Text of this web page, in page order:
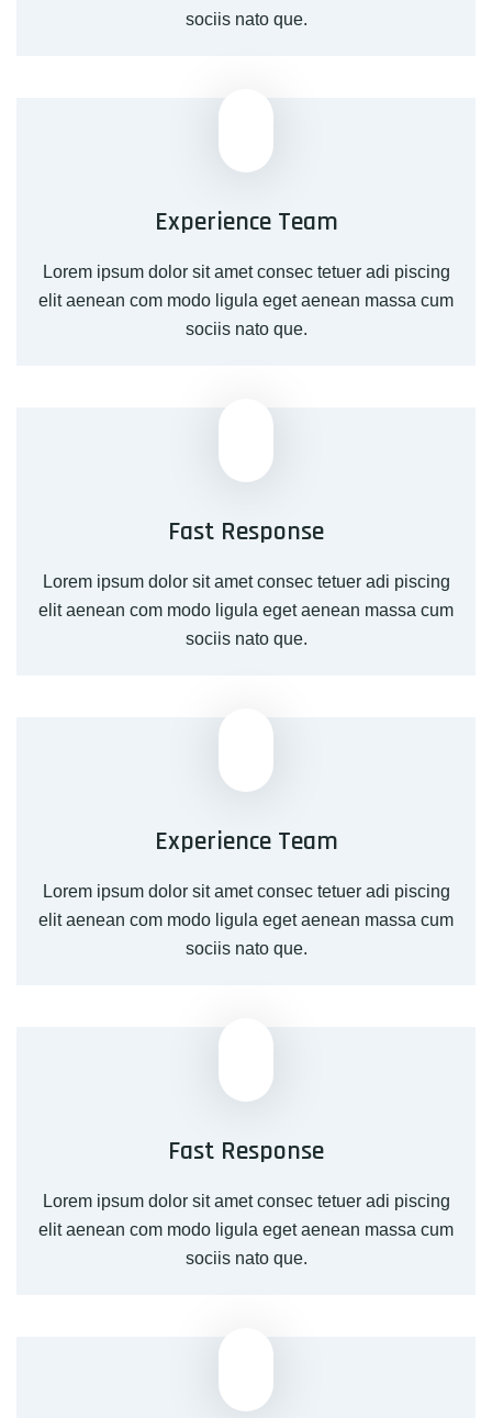
sociis nato que.
Experience Team
Lorem ipsum dolor sit amet consec tetuer adi piscing
elit aenean com modo ligula eget aenean massa cum
sociis nato que.
Fast Response
Lorem ipsum dolor sit amet consec tetuer adi piscing
elit aenean com modo ligula eget aenean massa cum
sociis nato que.
Experience Team
Lorem ipsum dolor sit amet consec tetuer adi piscing
elit aenean com modo ligula eget aenean massa cum
sociis nato que.
Fast Response
Lorem ipsum dolor sit amet consec tetuer adi piscing
elit aenean com modo ligula eget aenean massa cum
sociis nato que.